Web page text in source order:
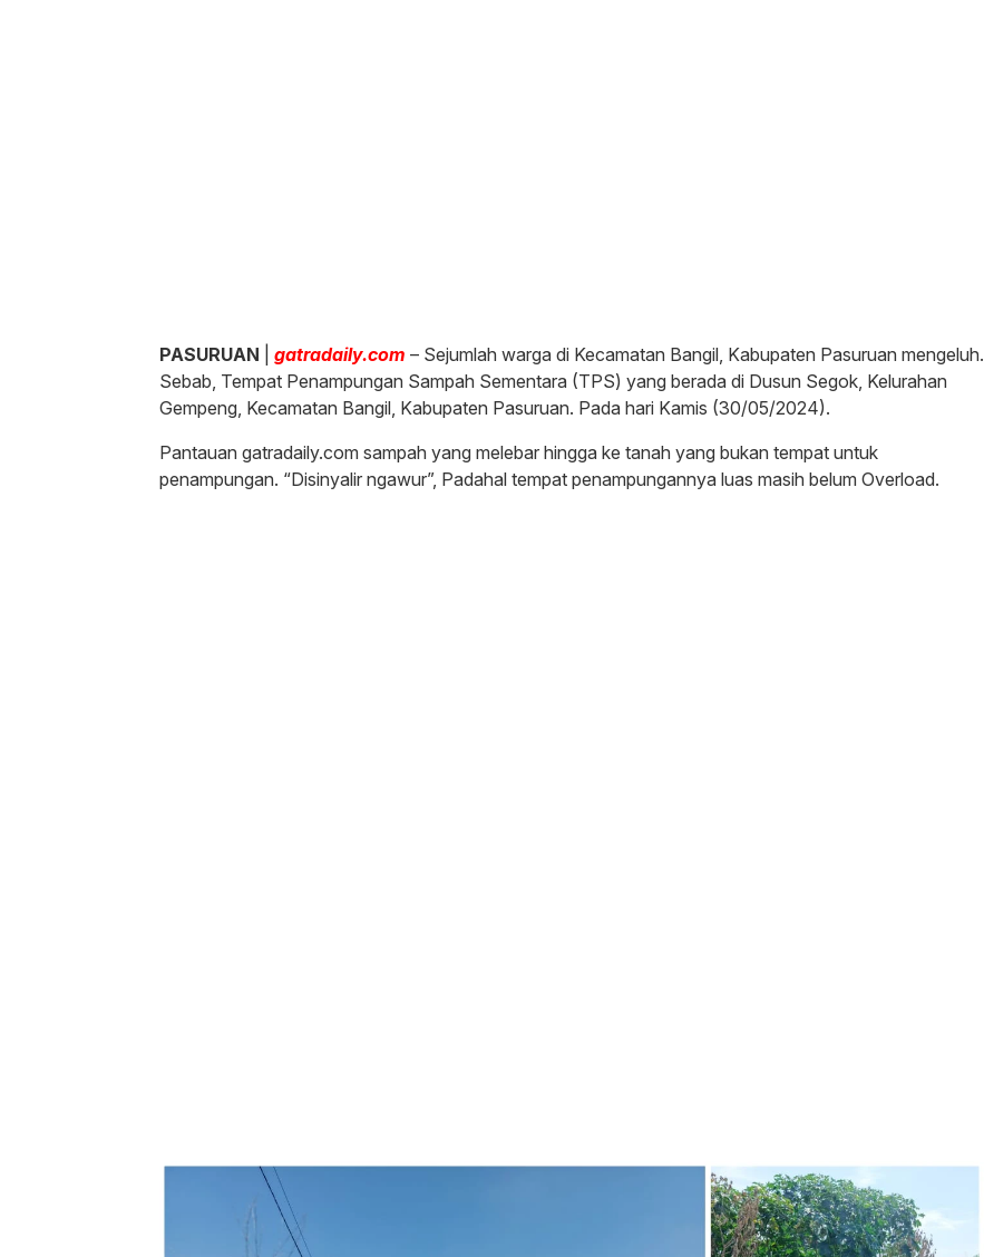
PASURUAN gatradaily.com – Sejumlah warga di Kecamatan Bangil, Kabupaten Pasuruan mengeluh.
Sebab, Tempat Penampungan Sampah Sementara (TPS) yang berada di Dusun Segok, Kelurahan
Gempeng, Kecamatan Bangil, Kabupaten Pasuruan. Pada hari Kamis (30/05/2024).
Pantauan gatradaily.com sampah yang melebar hingga ke tanah yang bukan tempat untuk
penampungan. “Disinyalir ngawur”, Padahal tempat penampungannya luas masih belum Overload.